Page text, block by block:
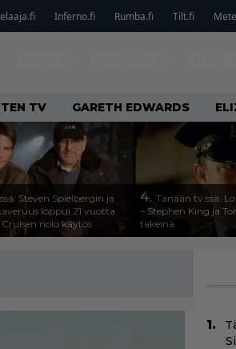
Inferno.fi Rumba.fi Tilt.fi
TV GARETH EDWARDS
Steven Spielbergin ja
loppui 21 vuotta
nolo käytös
4. Tänään tv:ssä:
– Stephen King ja
takeina